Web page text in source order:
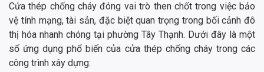
Cửa thép chống cháy đóng vai trò then chốt trong việc bảo
vệ tính mạng, tài sản, đặc biệt quan trọng trong bối cảnh đô
thị hóa nhanh chóng tại phường Tây Thạnh. Dưới đây là một
số ứng dụng phổ biến của cửa thép chống cháy trong các
công trình xây dựng: